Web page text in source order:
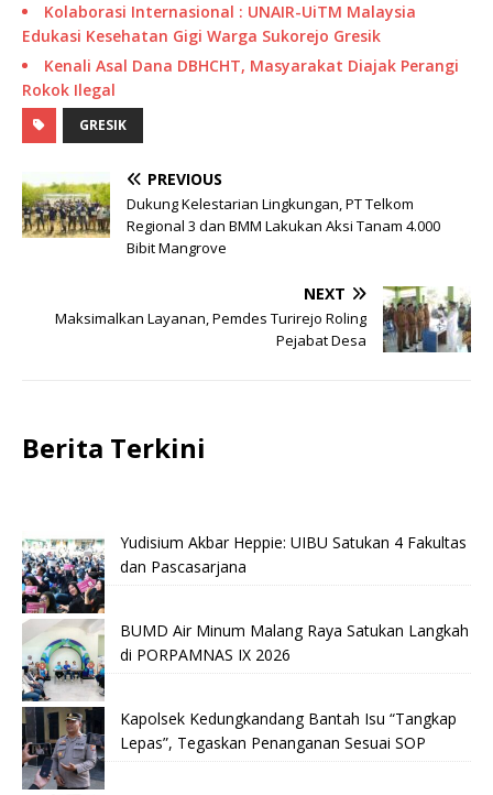
Kolaborasi Internasional : UNAIR-UiTM Malaysia
Edukasi Kesehatan Gigi Warga Sukorejo Gresik
Kenali Asal Dana DBHCHT, Masyarakat Diajak Perangi
Rokok Ilegal
GRESIK
PREVIOUS
Dukung Kelestarian Lingkungan, PT Telkom
Regional 3 dan BMM Lakukan Aksi Tanam 4.000
Bibit Mangrove
NEXT
Maksimalkan Layanan, Pemdes Turirejo Roling
Pejabat Desa
Berita Terkini
Yudisium Akbar Heppie: UIBU Satukan 4 Fakultas
dan Pascasarjana
BUMD Air Minum Malang Raya Satukan Langkah
di PORPAMNAS IX 2026
Kapolsek Kedungkandang Bantah Isu “Tangkap
Lepas”, Tegaskan Penanganan Sesuai SOP